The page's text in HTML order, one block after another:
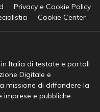
Privacy e Cookie Policy
Cookie Center
Italia di testate e portali
Digitale e
missione di diffondere la
e pubbliche